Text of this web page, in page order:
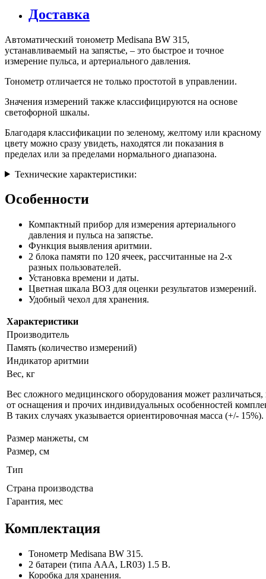
Доставка
Автоматический тонометр Medisana BW 315,
устанавливаемый на запястье, – это быстрое и точное
измерение пульса, и артериального давления.
Тонометр отличается не только простотой в управлении.
Значения измерений также классифицируются на основе
светофорной шкалы.
Благодаря классификации по зеленому, желтому или красному
цвету можно сразу увидеть, находятся ли показания в
пределах или за пределами нормального диапазона.
Технические характеристики:
Особенности
Компактный прибор для измерения артериального
давления и пульса на запястье.
Функция выявления аритмии.
2 блока памяти по 120 ячеек, рассчитанные на 2-х
разных пользователей.
Установка времени и даты.
Цветная шкала ВОЗ для оценки результатов измерений.
Удобный чехол для хранения.
Характеристики
Производитель
Память (количество измерений)
Индикатор аритмии
Вес, кг
Вес сложного медицинского оборудования может различаться,
от оснащения и прочих индивидуальных особенностей
В таких случаях указывается ориентировочная масса (+/- 15%).
Размер манжеты, см
Размер, см
Тип
Страна производства
Гарантия, мес
Комплектация
Тонометр Medisana BW 315.
2 батареи (типа AAA, LR03) 1.5 В.
Коробка для хранения.